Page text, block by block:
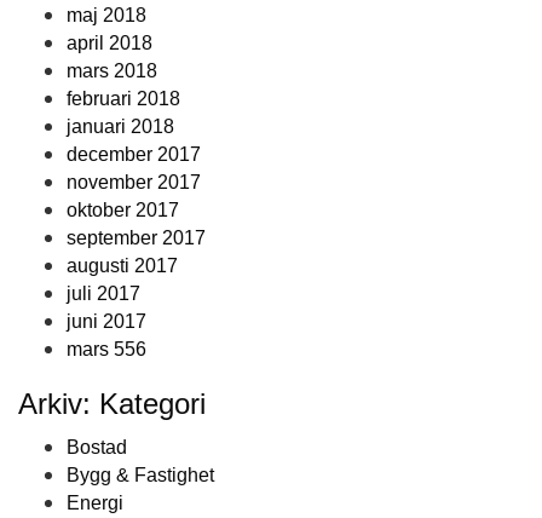
maj 2018
april 2018
mars 2018
februari 2018
januari 2018
december 2017
november 2017
oktober 2017
september 2017
augusti 2017
juli 2017
juni 2017
mars 556
Arkiv: Kategori
Bostad
Bygg & Fastighet
Energi